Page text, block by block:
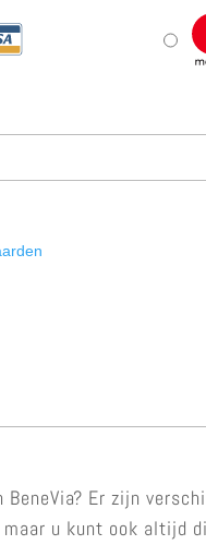
BeneVia? Er zijn
u kunt ook altijd